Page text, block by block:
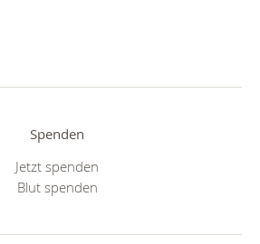
Spenden
Jetzt spenden
Blut spenden